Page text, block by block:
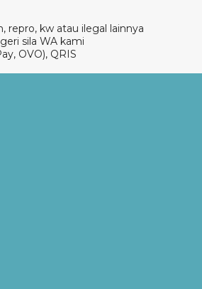
repro, kw atau ilegal lainnya
sila WA kami
OVO), QRIS